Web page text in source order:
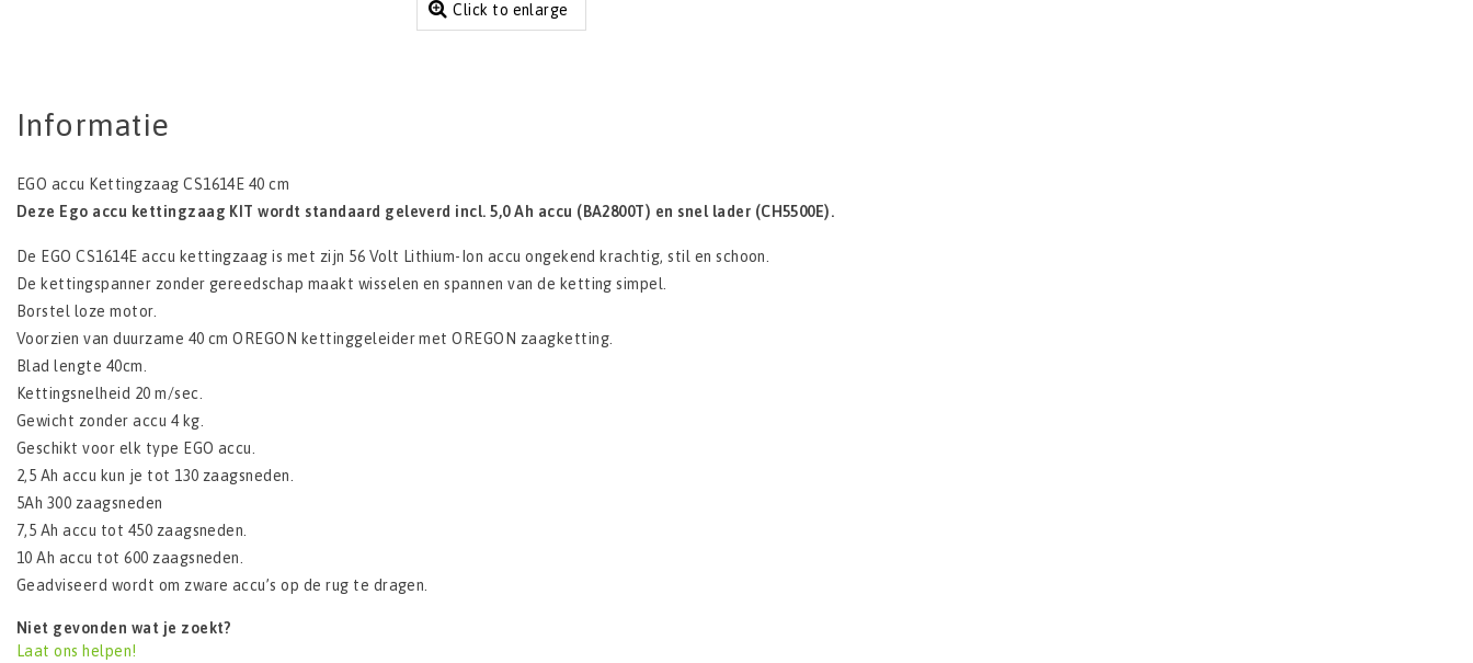
Click to enlarge
Informatie
EGO accu Kettingzaag CS1614E 40 cm
Deze Ego accu kettingzaag KIT wordt standaard geleverd incl. 5,0 Ah accu (BA2800T) en snel lader (CH5500E).
De EGO CS1614E accu kettingzaag is met zijn 56 Volt Lithium-Ion accu ongekend krachtig, stil en schoon.
De kettingspanner zonder gereedschap maakt wisselen en spannen van de ketting simpel.
Borstel loze motor.
Voorzien van duurzame 40 cm OREGON kettinggeleider met OREGON zaagketting.
Blad lengte 40cm.
Kettingsnelheid 20 m/sec.
Gewicht zonder accu 4 kg.
Geschikt voor elk type EGO accu.
2,5 Ah accu kun je tot 130 zaagsneden.
5Ah 300 zaagsneden
7,5 Ah accu tot 450 zaagsneden.
10 Ah accu tot 600 zaagsneden.
Geadviseerd wordt om zware accu’s op de rug te dragen.
Niet gevonden wat je zoekt?
Laat ons helpen!